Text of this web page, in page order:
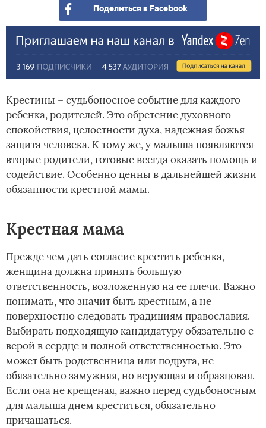
Поделиться в Facebook
Крестины – судьбоносное событие для каждого
ребенка, родителей. Это обретение духовного
спокойствия, целостности духа, надежная божья
защита человека. К тому же, у малыша появляются
вторые родители, готовые всегда оказать помощь и
содействие. Особенно ценны в дальнейшей жизни
обязанности крестной мамы.
Крестная мама
Прежде чем дать согласие крестить ребенка,
женщина должна принять большую
ответственность, возложенную на ее плечи. Важно
понимать, что значит быть крестным, а не
поверхностно следовать традициям православия.
Выбирать подходящую кандидатуру обязательно с
верой в сердце и полной ответственностью. Это
может быть родственница или подруга, не
обязательно замужняя, но верующая и образцовая.
Если она не крещеная, важно перед судьбоносным
для малыша днем креститься, обязательно
причащаться.